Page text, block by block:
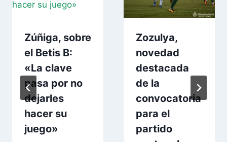
Zúñiga, sobre
el Betis B:
«La clave
pasa por no
dejarles
hacer su
juego»
Zozulya,
novedad
destacada
de la
convocatoria
para el
partido